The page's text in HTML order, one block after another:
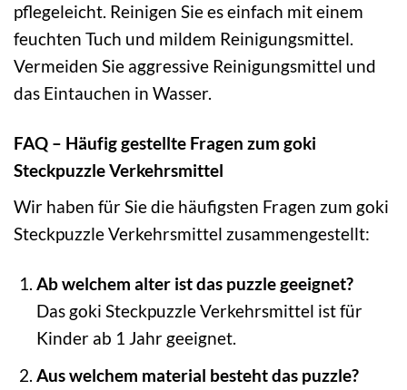
pflegeleicht. Reinigen Sie es einfach mit einem
feuchten Tuch und mildem Reinigungsmittel.
Vermeiden Sie aggressive Reinigungsmittel und
das Eintauchen in Wasser.
FAQ – Häufig gestellte Fragen zum goki
Steckpuzzle Verkehrsmittel
Wir haben für Sie die häufigsten Fragen zum goki
Steckpuzzle Verkehrsmittel zusammengestellt:
Ab welchem alter ist das puzzle geeignet?
Das goki Steckpuzzle Verkehrsmittel ist für
Kinder ab 1 Jahr geeignet.
Aus welchem material besteht das puzzle?